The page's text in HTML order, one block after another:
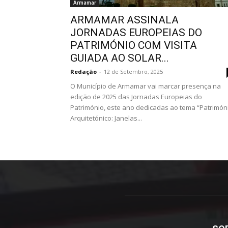
Armamar
ARMAMAR ASSINALA
JORNADAS EUROPEIAS DO
PATRIMÓNIO COM VISITA
GUIADA AO SOLAR...
Redação - 12 de Setembro, 2025
O Município de Armamar vai marcar presença na
edição de 2025 das Jornadas Europeias do
Património, este ano dedicadas ao tema
Arquitetónico: Janelas...